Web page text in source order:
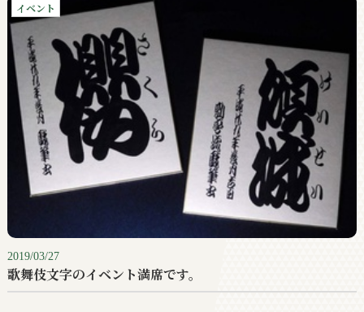
イベント
2019/03/27
歌舞伎文字のイベント満席です。